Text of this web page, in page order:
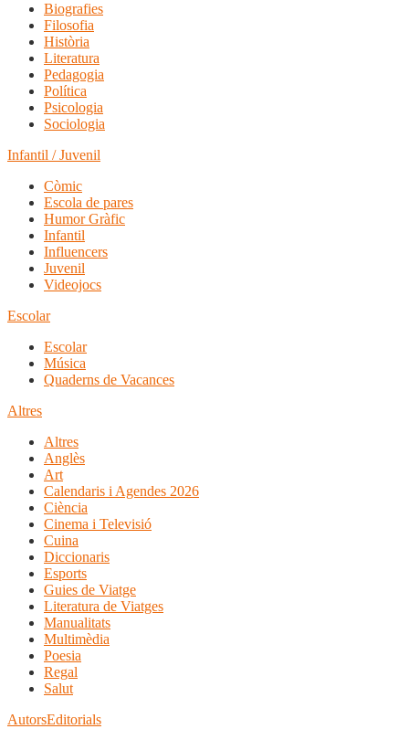
Biografies
Filosofia
Història
Literatura
Pedagogia
Política
Psicologia
Sociologia
Infantil / Juvenil
Còmic
Escola de pares
Humor Gràfic
Infantil
Influencers
Juvenil
Videojocs
Escolar
Escolar
Música
Quaderns de Vacances
Altres
Altres
Anglès
Art
Calendaris i Agendes 2026
Ciència
Cinema i Televisió
Cuina
Diccionaris
Esports
Guies de Viatge
Literatura de Viatges
Manualitats
Multimèdia
Poesia
Regal
Salut
AutorsEditorials